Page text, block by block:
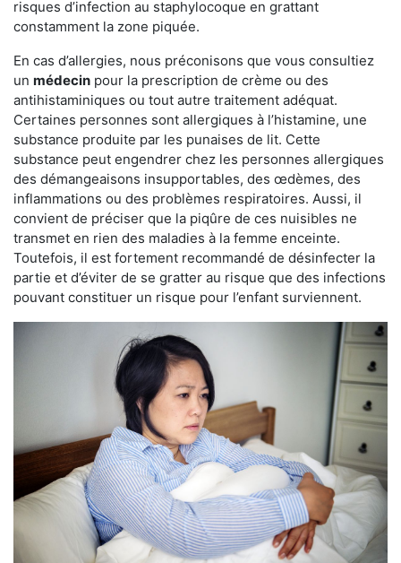
risques d’infection au staphylocoque en grattant
constamment la zone piquée.
En cas d’allergies, nous préconisons que vous consultiez
un médecin pour la prescription de crème ou des
antihistaminiques ou tout autre traitement adéquat.
Certaines personnes sont allergiques à l’histamine, une
substance produite par les punaises de lit. Cette
substance peut engendrer chez les personnes allergiques
des démangeaisons insupportables, des œdèmes, des
inflammations ou des problèmes respiratoires. Aussi, il
convient de préciser que la piqûre de ces nuisibles ne
transmet en rien des maladies à la femme enceinte.
Toutefois, il est fortement recommandé de désinfecter la
partie et d’éviter de se gratter au risque que des infections
pouvant constituer un risque pour l’enfant surviennent.